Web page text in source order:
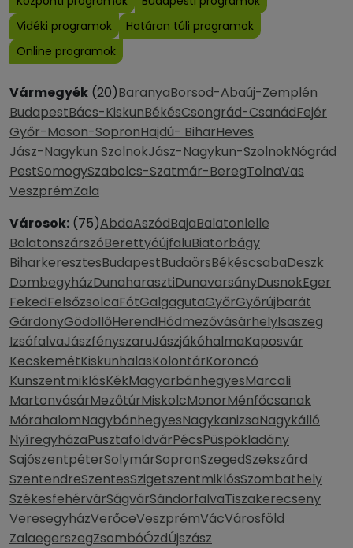
Vidéki programok
Határon túli programok
Online programok
Vármegyék (20)BaranyaBorsod-Abaúj-Zemplén
BudapestBács-KiskunBékésCsongrád-CsanádFejér
Győr-Moson-SopronHajdú- BiharHeves
Jász-Nagykun SzolnokJász-Nagykun-SzolnokNógrád
PestSomogySzabolcs-Szatmár-BeregTolnaVas
VeszprémZala
Városok: (75)AbdaAszódBajaBalatonlelle
BalatonszárszóBerettyóújfaluBiatorbágy
BiharkeresztesBudapestBudaörsBékéscsabaDeszk
DombegyházDunaharasztiDunavarsányDusnokEger
FekedFelsőzsolcaFótGalgagutaGyőrGyőrújbarát
GárdonyGödöllőHerendHódmezővásárhelyIsaszeg
IzsófalvaJászfényszaruJászjákóhalmaKaposvár
KecskemétKiskunhalasKolontárKoroncó
KunszentmiklósKékMagyarbánhegyesMarcali
MartonvásárMezőtúrMiskolcMonorMénfőcsanak
MórahalomNagybánhegyesNagykanizsaNagykálló
NyíregyházaPusztaföldvárPécsPüspökladány
SajószentpéterSolymárSopronSzegedSzekszárd
SzentendreSzentesSzigetszentmiklósSzombathely
SzékesfehérvárSágvárSándorfalvaTiszakerecseny
VeresegyházVerőceVeszprémVácVárosföld
ZalaegerszegZsombóÓzdÚjszász